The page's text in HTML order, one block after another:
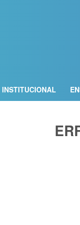
INSTITUCIONAL